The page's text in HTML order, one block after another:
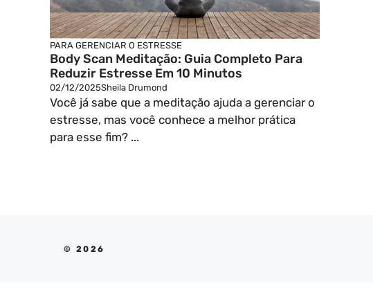
PARA GERENCIAR O ESTRESSE
Body Scan Meditação: Guia Completo Para
Reduzir Estresse Em 10 Minutos
02/12/2025Sheila Drumond
Você já sabe que a meditação ajuda a gerenciar o
estresse, mas você conhece a melhor prática
para esse fim? ...
© 2026